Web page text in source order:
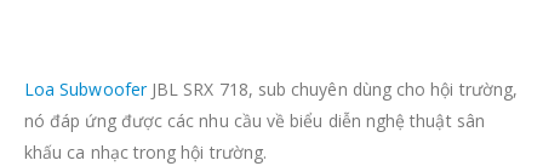
Loa SubwooferJBL SRX 718, sub chuyên dùng cho hội trường,
nó đáp ứng được các nhu cầu về biểu diễn nghệ thuật sân
khấu ca nhạc trong hội trường.